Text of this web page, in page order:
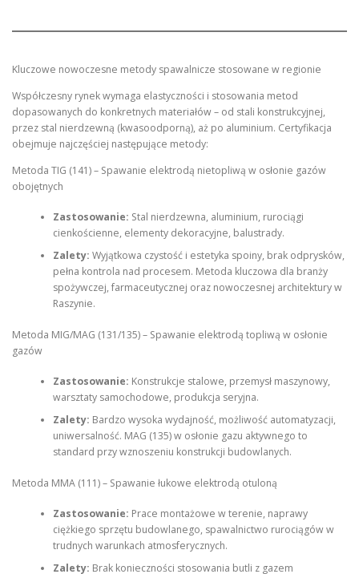
Kluczowe nowoczesne metody spawalnicze stosowane w regionie
Współczesny rynek wymaga elastyczności i stosowania metod
dopasowanych do konkretnych materiałów – od stali konstrukcyjnej,
przez stal nierdzewną (kwasoodporną), aż po aluminium. Certyfikacja
obejmuje najczęściej następujące metody:
Metoda TIG (141) – Spawanie elektrodą nietopliwą w osłonie gazów
obojętnych
Zastosowanie: Stal nierdzewna, aluminium, rurociągi
cienkościenne, elementy dekoracyjne, balustrady.
Zalety: Wyjątkowa czystość i estetyka spoiny, brak odprysków,
pełna kontrola nad procesem. Metoda kluczowa dla branży
spożywczej, farmaceutycznej oraz nowoczesnej architektury w
Raszynie.
Metoda MIG/MAG (131/135) – Spawanie elektrodą topliwą w osłonie
gazów
Zastosowanie: Konstrukcje stalowe, przemysł maszynowy,
warsztaty samochodowe, produkcja seryjna.
Zalety: Bardzo wysoka wydajność, możliwość automatyzacji,
uniwersalność. MAG (135) w osłonie gazu aktywnego to
standard przy wznoszeniu konstrukcji budowlanych.
Metoda MMA (111) – Spawanie łukowe elektrodą otuloną
Zastosowanie: Prace montażowe w terenie, naprawy
ciężkiego sprzętu budowlanego, spawalnictwo rurociągów w
trudnych warunkach atmosferycznych.
Zalety: Brak konieczności stosowania butli z gazem